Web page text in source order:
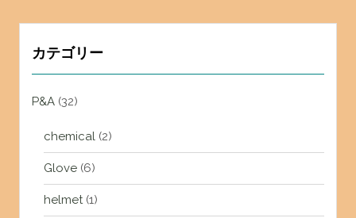
カテゴリー
P&A(32)
chemical(2)
Glove(6)
helmet(1)